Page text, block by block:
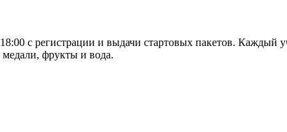
с регистрации и выдачи стартовых пакетов.
фрукты и вода.